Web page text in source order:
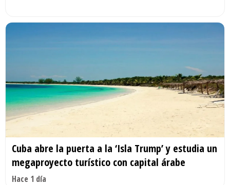
Cuba abre la puerta a la ‘Isla Trump’ y estudia un
megaproyecto turístico con capital árabe
Hace 1 día